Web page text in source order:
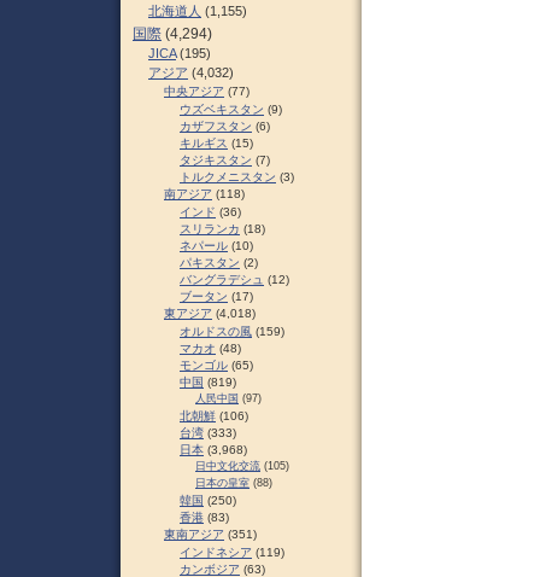
北海道人 (1,155)
国際 (4,294)
JICA(195)
アジア (4,032)
中央アジア (77)
ウズベキスタン (9)
カザフスタン (6)
キルギス (15)
タジキスタン (7)
トルクメニスタン (3)
南アジア (118)
インド (36)
スリランカ (18)
ネパール (10)
パキスタン (2)
バングラデシュ (12)
ブータン (17)
東アジア (4,018)
オルドスの風 (159)
マカオ (48)
モンゴル (65)
中国 (819)
人民中国 (97)
北朝鮮 (106)
台湾 (333)
日本 (3,968)
日中文化交流 (105)
日本の皇室 (88)
韓国 (250)
香港 (83)
東南アジア (351)
インドネシア (119)
カンボジア (63)